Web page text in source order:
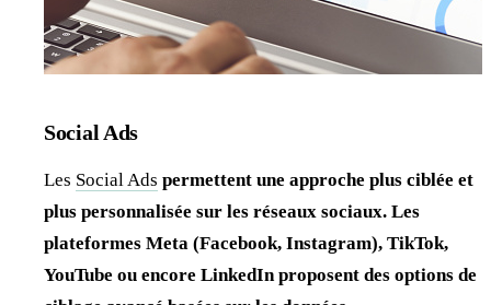
Social Ads
Les Social Ads permettent une approche plus ciblée et
plus personnalisée sur les réseaux sociaux. Les
plateformes Meta (Facebook, Instagram), TikTok,
YouTube ou encore LinkedIn proposent des options de